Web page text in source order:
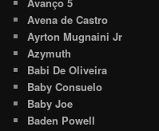
Avena de Castro
Ayrton Mugnaini Jr
Azymuth
Babi De Oliveira
Baby Consuelo
Baby Joe
Baden Powell